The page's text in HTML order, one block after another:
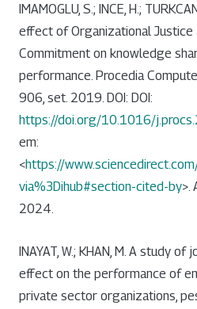
IMAMOGLU, S.; INCE, H.;
effect of Organizational Justice
Commitment on knowledge
performance. Procedia
906, set. 2019. DOI: DOI:
https://doi.org/10.1016/
em:
<https://
via%3Dihub#section-cited-by>.
2024.
INAYAT, W.; KHAN, M. A study
effect on the performance of
private sector organizations,